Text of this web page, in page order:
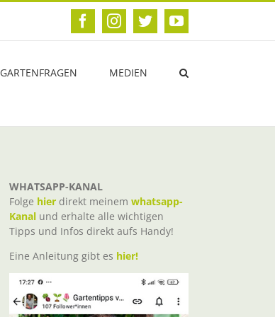
FacebookInstagram
TwitterYouTube
GARTENFRAGEN MEDIEN
WHATSAPP-KANAL
Folge hier direkt meinem whatsapp-
Kanal und erhalte alle wichtigen
Tipps und Infos direkt aufs Handy!
Eine Anleitung gibt es hier!